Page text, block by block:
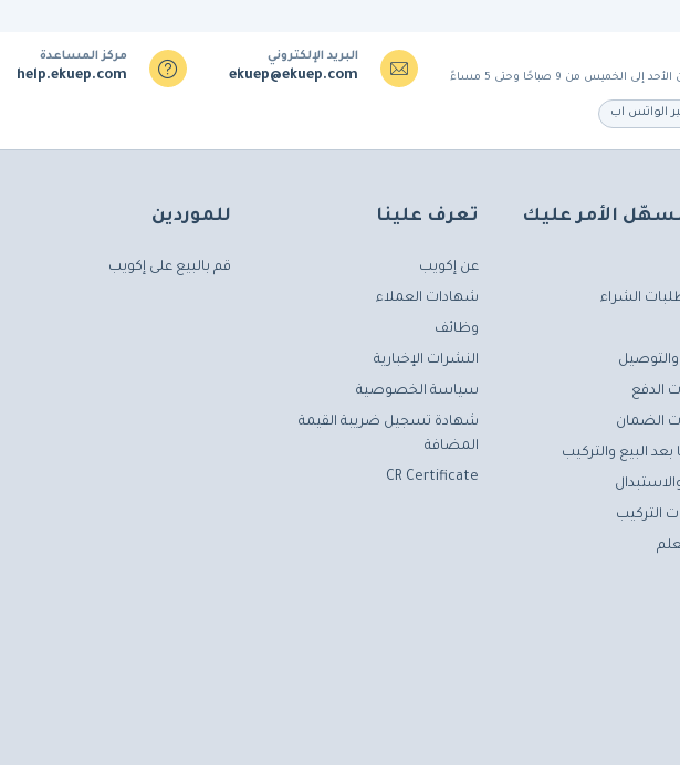
إلى الخميس من 9 صباحًا وحتى 5 مساءً
الواتس اب
البريد الإلكتروني
ekuep@ekuep.com
مركز المساعدة
help.ekuep.com
الأمر عليك
الشراء
الدفع
الضمان
البيع والتركيب
التركيب
تعرف علينا
عن إكويب
شهادات العملاء
وظائف
النشرات الإخبارية
سياسة الخصوصية
شهادة تسجيل ضريبة القيمة
المضافة
CR Certificate
للموردين
قم بالبيع على إكويب